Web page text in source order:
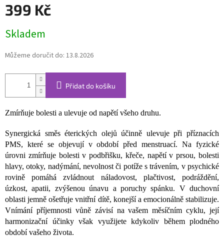
399 Kč
cena:
Skladem
Můžeme doručit do: 13.8.2026
Přidat do košíku
Zmírňuje bolesti a ulevuje od napětí všeho druhu.
Synergická směs éterických olejů účinně ulevuje při příznacích
PMS, které se objevují v období před menstruací. Na fyzické
úrovni zmírňuje bolesti v podbřišku, křeče, napětí v prsou, bolesti
hlavy, otoky, nadýmání, nevolnost či potíže s trávením, v psychické
rovině pomáhá zvládnout náladovost, plačtivost, podráždění,
úzkost, apatii, zvýšenou únavu a poruchy spánku. V duchovní
oblasti jemně ošetřuje vnitřní dítě, konejší a emocionálně stabilizuje.
Vnímání příjemnosti vůně závisí na vašem měsíčním cyklu, její
harmonizační účinky však využijete kdykoliv během plodného
období vašeho života.